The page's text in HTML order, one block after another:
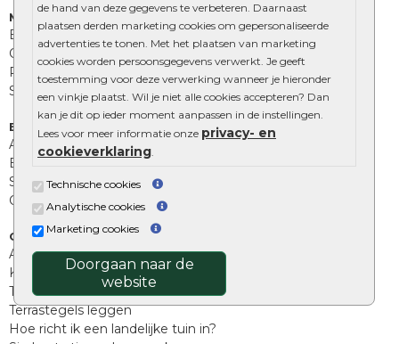
de hand van deze gegevens te verbeteren. Daarnaast
plaatsen derden marketing cookies om gepersonaliseerde
advertenties te tonen. Met het plaatsen van marketing
cookies worden persoonsgegevens verwerkt. Je geeft
toestemming voor deze verwerking wanneer je hieronder
een vinkje plaatst. Wil je niet alle cookies accepteren? Dan
kan je dit op ieder moment aanpassen in de instellingen.
Lees voor meer informatie onze privacy- en
cookieverklaring.
Technische cookies
Analytische cookies
Marketing cookies
Doorgaan naar de
website
Muurelementen
Betonbielzen
Opsluitbanden
Palissades
Stapelblokken
Extra benodigdheden
Afwatering en diversen
Beplantings en betonelementen
Split, grind en zand
Oprit tegels
Overig
Aanbiedingen
Kunstgras
Tuintegels outlet
Terrastegels leggen
Hoe richt ik een landelijke tuin in?